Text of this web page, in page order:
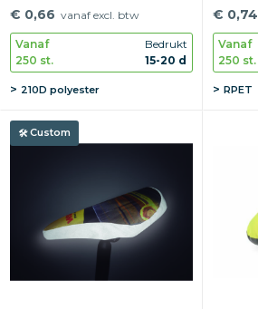
€ 0,66 vanaf excl. btw
Vanaf
250 st.
Bedrukt
15-20 d
210D polyester
€ 0,74
Vanaf
250 st.
RPET
Custom